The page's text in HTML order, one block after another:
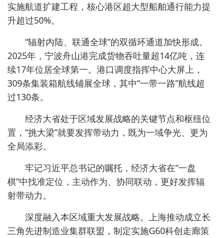
实施航道扩建工程，核心港区超大型船舶通行能力提
升超过50%。
“辐射内陆、联通全球”的双循环通道加快形成。
2025年，宁波舟山港完成货物吞吐量超14亿吨，连
续17年位居全球第一。港口调度指挥中心大屏上，
309条集装箱航线铺展全球，其中“一带一路”航线超
过130条。
经济大省处于区域发展战略的关键节点和枢纽位
置，“挑大梁”就要发挥带动力，既为一域争光、更为
全局添彩。
牢记习近平总书记的嘱托，经济大省在“一盘
棋”中找准定位，主动作为、协同联动，更好发挥辐
射带动力。
深度融入本区域重大发展战略。上海推动成立长
三角先进制造业集群联盟，制定实施G60科创走廊策